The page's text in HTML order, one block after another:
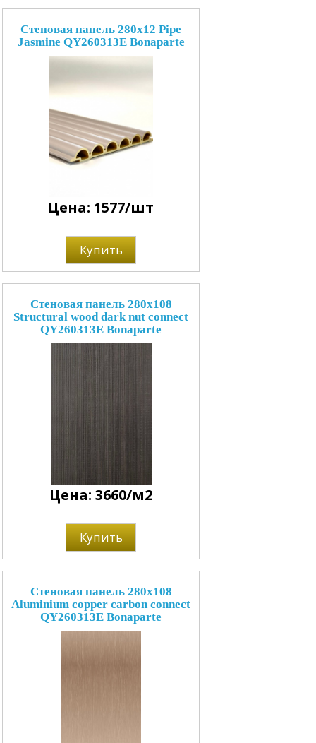
Стеновая панель 280x12 Pipe
Jasmine QY260313E Bonaparte
Цена: 1577/шт
Купить
Стеновая панель 280x108
Structural wood dark nut connect
QY260313E Bonaparte
Цена: 3660/м2
Купить
Стеновая панель 280x108
Aluminium copper carbon connect
QY260313E Bonaparte